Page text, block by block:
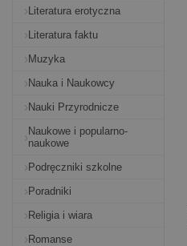
Literatura erotyczna
Literatura faktu
Muzyka
Nauka i Naukowcy
Nauki Przyrodnicze
Naukowe i popularno-
naukowe
Podręczniki szkolne
Poradniki
Religia i wiara
Romanse